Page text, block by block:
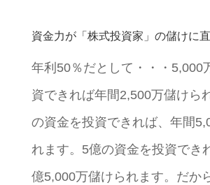
資金力が「株式投資家」の儲けに
年利50％だとして・・・5,000
資できれば年間2,500万儲けら
の資金を投資できれば、年間
れます。5億の資金を投資でき
億5,000万儲けられます。だか